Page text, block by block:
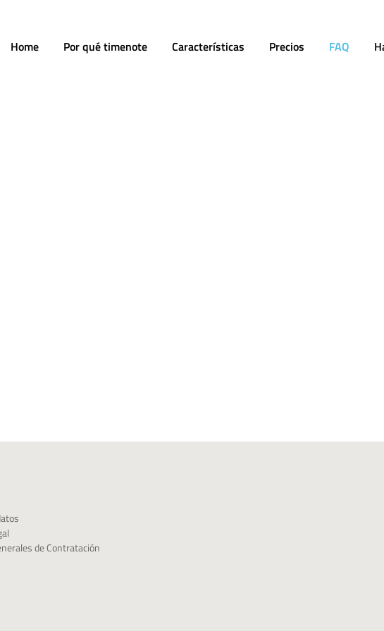
Home Por qué timenote Características Precios FAQ
de Contratación